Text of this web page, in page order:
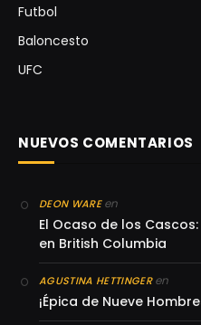
Futbol
Baloncesto
UFC
NUEVOS COMENTARIOS
DEON WAREen
El Ocaso de los
en British Columbia
AGUSTINA HETTINGERen
¡Épica de Nueve